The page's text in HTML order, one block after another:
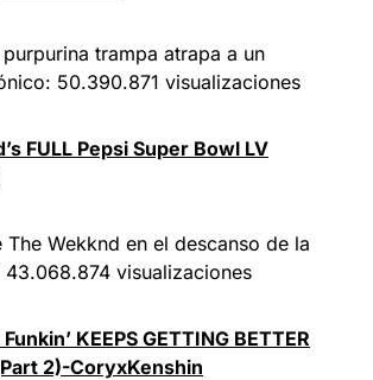
trampa atrapa a un
50.390.871 visualizaciones
FULL Pepsi Super Bowl LV
The Wekknd en el descanso de la
43.068.874 visualizaciones
KEEPS GETTING BETTER
2)-CoryxKenshin